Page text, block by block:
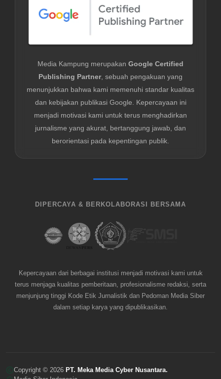
Media Kampung merupakan Google Certified
Publishing Partner, sebuah pengakuan yang
menunjukkan bahwa kami memenuhi standar kualitas
dan kebijakan publikasi Google. Kepercayaan ini
menjadi motivasi kami untuk terus menghadirkan
jurnalisme yang akurat, bertanggung jawab, dan
berorientasi pada kepentingan publik.
DIPERCAYA & BERKOLABORASI BERSAMA
Kepercayaan dari berbagai institusi menjadi motivasi kami untuk
terus menjaga kualitas pemberitaan, profesionalisme redaksi, serta
menjunjung tinggi Kode Etik Jurnalistik dan Pedoman Media Siber
dalam setiap karya yang dipublikasikan.
Copyright © 2026 PT. Meka Media Cyber Nusantara.